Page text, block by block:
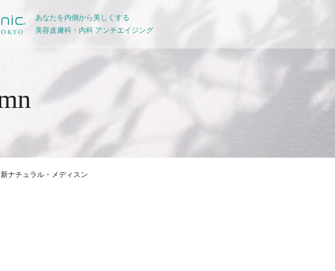
あなたを内側から美しくする
美容皮膚科・内科 アンチエイジング
新ナチュラル・メディスン